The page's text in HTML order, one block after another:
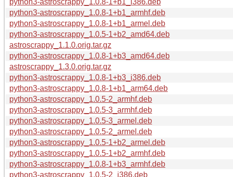
python3-astroscrappy_1.0.8-1+b1_armhf.deb
python3-astroscrappy_1.0.8-1+b1_armel.deb
python3-astroscrappy_1.0.5-1+b2_amd64.deb
astroscrappy_1.1.0.orig.tar.gz
python3-astroscrappy_1.0.8-1+b3_amd64.deb
astroscrappy_1.3.0.orig.tar.gz
python3-astroscrappy_1.0.8-1+b3_i386.deb
python3-astroscrappy_1.0.8-1+b1_arm64.deb
python3-astroscrappy_1.0.5-2_armhf.deb
python3-astroscrappy_1.0.5-3_armhf.deb
python3-astroscrappy_1.0.5-3_armel.deb
python3-astroscrappy_1.0.5-2_armel.deb
python3-astroscrappy_1.0.5-1+b2_armel.deb
python3-astroscrappy_1.0.5-1+b2_armhf.deb
python3-astroscrappy_1.0.8-1+b3_armhf.deb
python3-astroscrappy_1.0.5-2_i386.deb